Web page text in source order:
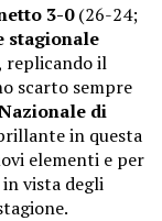
3-0(26-24;
stagionale
replicando il
scarto sempre
di
in questa
elementi e per
vista degli